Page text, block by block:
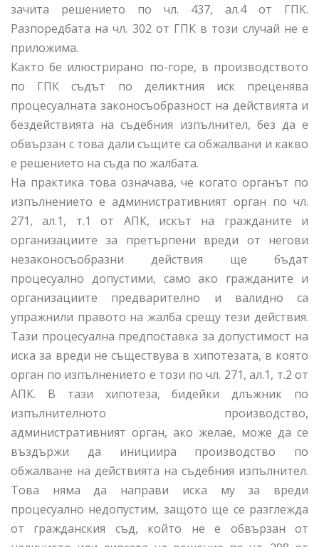
зачита решението по чл. 437, ал.4 от ГПК.
Разпоредбата на чл. 302 от ГПК в този случай не е
приложима.
Както бе илюстрирано по-горе, в производството
по ГПК съдът по деликтния иск преценява
процесуалната законосъобразност на действията и
бездействията на съдебния изпълнител, без да е
обвързан с това дали същите са обжалвани и какво
е решението на съда по жалбата.
На практика това означава, че когато органът по
изпълнението е административният орган по чл.
271, ал.1, т.1 от АПК, искът на гражданите и
организациите за претърпени вреди от негови
незаконосъобразни действия ще бъдат
процесуално допустими, само ако гражданите и
организациите предварително и валидно са
упражнили правото на жалба срещу тези действия.
Тази процесуална предпоставка за допустимост на
иска за вреди не съществува в хипотезата, в която
орган по изпълнението е този по чл. 271, ал.1, т.2 от
АПК. В тази хипотеза, бидейки длъжник по
изпълнителното производство,
административният орган, ако желае, може да се
въздържи да инициира производство по
обжалване на действията на съдебния изпълнител.
Това няма да направи иска му за вреди
процесуално недопустим, защото ще се разглежда
от гражданския съд, който не е обвързан от